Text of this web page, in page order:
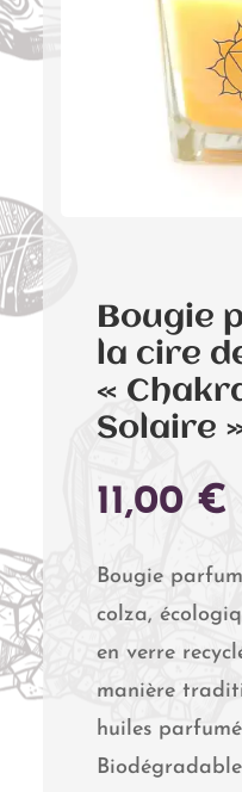
Bougie
la cire
«
Solaire
11,00 €
Bougie
colza,
en verre
manière
huiles